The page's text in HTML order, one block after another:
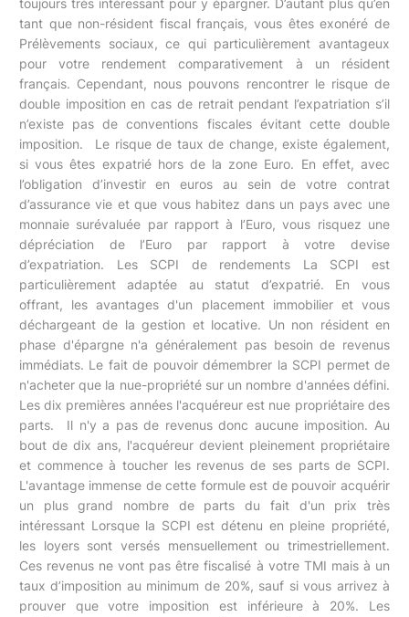
toujours très intéressant pour y épargner. D’autant plus qu’en
tant que non-résident fiscal français, vous êtes exonéré de
Prélèvements sociaux, ce qui particulièrement avantageux
pour votre rendement comparativement à un résident
français. Cependant, nous pouvons rencontrer le risque de
double imposition en cas de retrait pendant l’expatriation s’il
n’existe pas de conventions fiscales évitant cette double
imposition. Le risque de taux de change, existe également,
si vous êtes expatrié hors de la zone Euro. En effet, avec
l’obligation d’investir en euros au sein de votre contrat
d’assurance vie et que vous habitez dans un pays avec une
monnaie surévaluée par rapport à l’Euro, vous risquez une
dépréciation de l’Euro par rapport à votre devise
d’expatriation. Les SCPI de rendements La SCPI est
particulièrement adaptée au statut d’expatrié. En vous
offrant, les avantages d'un placement immobilier et vous
déchargeant de la gestion et locative. Un non résident en
phase d'épargne n'a généralement pas besoin de revenus
immédiats. Le fait de pouvoir démembrer la SCPI permet de
n'acheter que la nue-propriété sur un nombre d'années défini.
Les dix premières années l'acquéreur est nue propriétaire des
parts. Il n'y a pas de revenus donc aucune imposition. Au
bout de dix ans, l'acquéreur devient pleinement propriétaire
et commence à toucher les revenus de ses parts de SCPI.
L'avantage immense de cette formule est de pouvoir acquérir
un plus grand nombre de parts du fait d'un prix très
intéressant Lorsque la SCPI est détenu en pleine propriété,
les loyers sont versés mensuellement ou trimestriellement.
Ces revenus ne vont pas être fiscalisé à votre TMI mais à un
taux d’imposition au minimum de 20%, sauf si vous arrivez à
prouver que votre imposition est inférieure à 20%. Les